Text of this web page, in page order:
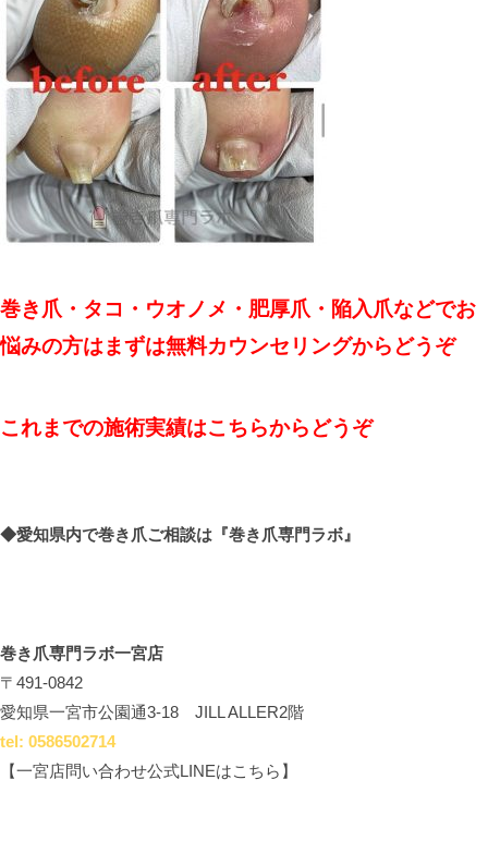
巻き爪・タコ・ウオノメ・肥厚爪・陥入爪などでお
悩みの方はまずは無料カウンセリングからどうぞ
これまでの施術実績はこちらからどうぞ
◆愛知県内で巻き爪ご相談は 『巻き爪専門ラボ』
巻き爪専門ラボ一宮店
〒491-0842
愛知県一宮市公園通3-18 JILL ALLER2階
tel: 0586502714
【一宮店問い合わせ公式LINEはこちら】